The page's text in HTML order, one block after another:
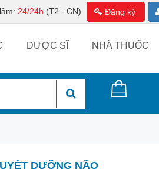
24/24h (T2 - CN) Đăng ký
DƯỢC SĨ NHÀ THUỐC
DƯỠNG NÃO